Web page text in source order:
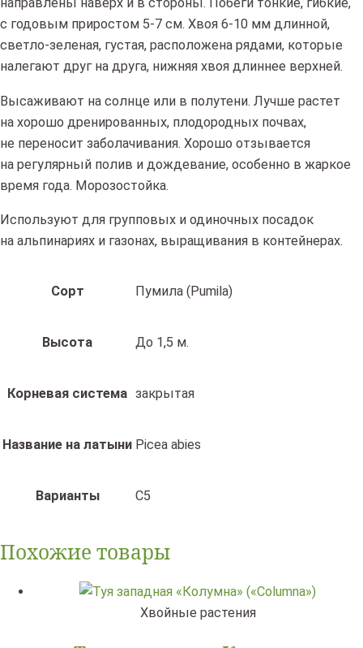
направлены наверх и в стороны. Побеги тонкие, гибкие,
с годовым приростом 5-7 см. Хвоя 6-10 мм длинной,
светло-зеленая, густая, расположена рядами, которые
налегают друг на друга, нижняя хвоя длиннее верхней.
Высаживают на солнце или в полутени. Лучше растет
на хорошо дренированных, плодородных почвах,
не переносит заболачивания. Хорошо отзывается
на регулярный полив и дождевание, особенно в жаркое
время года. Морозостойка.
Используют для групповых и одиночных посадок
на альпинариях и газонах, выращивания в контейнерах.
Сорт Пумила (Pumila)
Высота До 1,5 м.
Корневая система закрытая
Название на латыни Picea abies
Варианты C5
Похожие товары
Хвойные растения